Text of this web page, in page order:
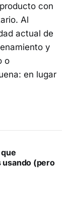
con
Al
actual de
y
o
en lugar
usando (pero